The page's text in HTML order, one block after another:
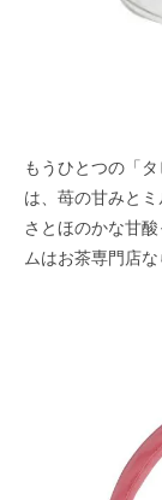
もうひとつの「
は、苺の甘みと
さとほのかな甘
ムはお茶専門店な